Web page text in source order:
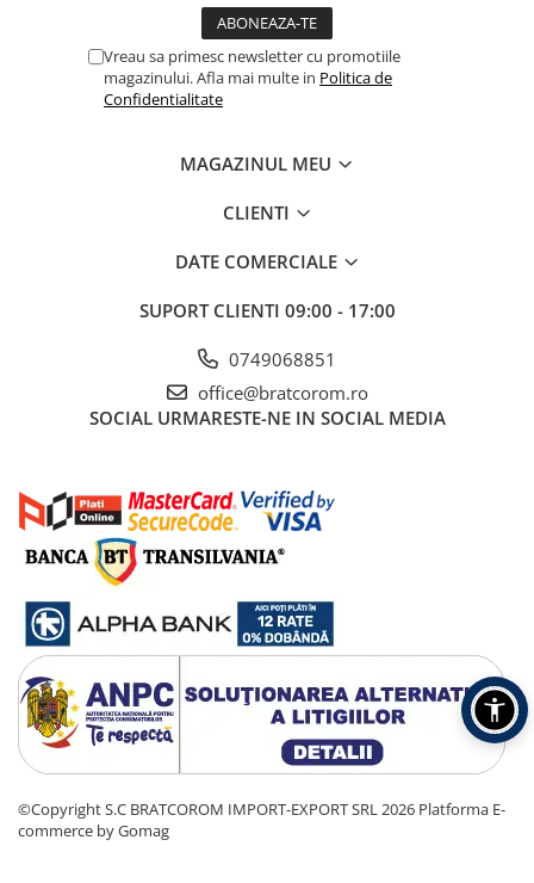
Vreau sa primesc newsletter cu promotiile
magazinului. Afla mai multe in Politica de
Confidentialitate
MAGAZINUL MEU
CLIENTI
DATE COMERCIALE
SUPORT CLIENTI 09:00 - 17:00
0749068851
office@bratcorom.ro
SOCIAL URMARESTE-NE IN SOCIAL MEDIA
©Copyright S.C BRATCOROM IMPORT-EXPORT SRL 2026 Platforma E-
commerce by Gomag